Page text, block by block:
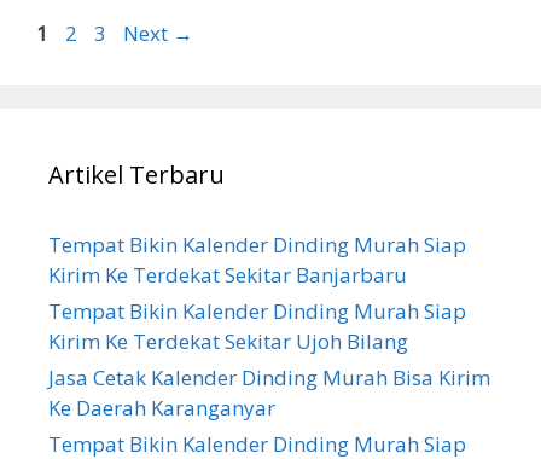
Page
1 Page
2 Page
3 Next →
Artikel Terbaru
Tempat Bikin Kalender Dinding Murah Siap
Kirim Ke Terdekat Sekitar Banjarbaru
Tempat Bikin Kalender Dinding Murah Siap
Kirim Ke Terdekat Sekitar Ujoh Bilang
Jasa Cetak Kalender Dinding Murah Bisa Kirim
Ke Daerah Karanganyar
Tempat Bikin Kalender Dinding Murah Siap